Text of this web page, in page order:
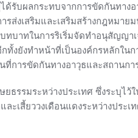
ด้รับผลกระทบจากการขัดกันทาง
ส่งเสริมและเสริมสร้างกฎหมาย
ทบาทในการริเริ่มจัดทำอนุสัญญา
ทั้งยังทำหน้าที่เป็นองค์กรหลักใน
ที่การขัดกันทางอาวุธและสถานก
รรมระหว่างประเทศ ซึ่งระบุไว้
ะเสี้ยววงเดือนแดงระหว่างประ